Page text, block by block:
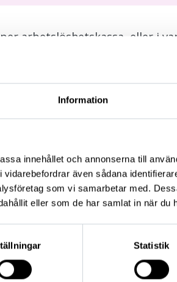
Information
innehållet och annonserna till
även sådana
som vi samarbetar med.
eller som de har samlat in när du
Statistik
arbetslöshetskassa, eller i
för
social- och hälsovården och
studerande inom dessa
Du kan ansluta dig till kassan
är densamma
du går med i kassan
via förbundet.
stor del av våra medlemmar